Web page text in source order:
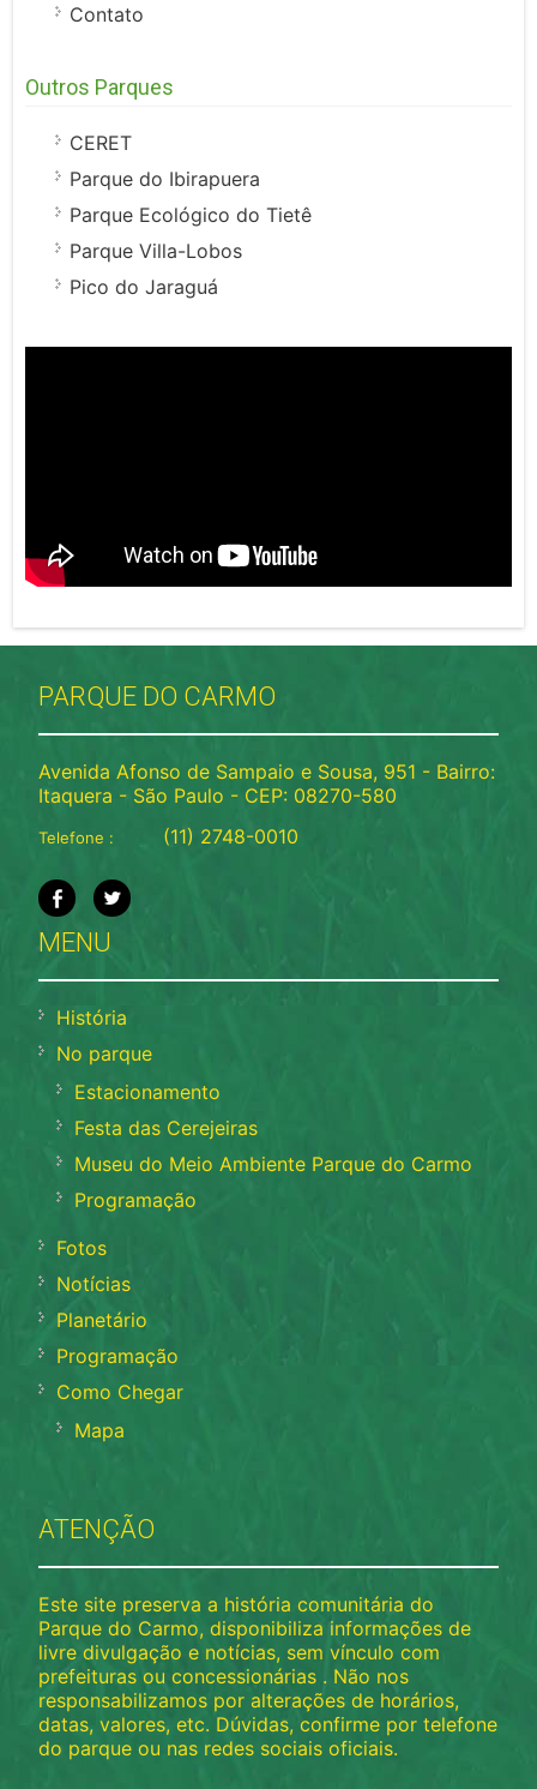
Contato
Outros Parques
CERET
Parque do Ibirapuera
Parque Ecológico do Tietê
Parque Villa-Lobos
Pico do Jaraguá
PARQUE DO CARMO
Avenida Afonso de Sampaio e Sousa, 951 - Bairro:
Itaquera - São Paulo - CEP: 08270-580
Telefone : (11) 2748-0010
MENU
História
No parque
Estacionamento
Festa das Cerejeiras
Museu do Meio Ambiente Parque do Carmo
Programação
Fotos
Notícias
Planetário
Programação
Como Chegar
Mapa
ATENÇÃO
Este site preserva a história comunitária do
Parque do Carmo, disponibiliza informações de
livre divulgação e notícias, sem vínculo com
prefeituras ou concessionárias . Não nos
responsabilizamos por alterações de horários,
datas, valores, etc. Dúvidas, confirme por telefone
do parque ou nas redes sociais oficiais.